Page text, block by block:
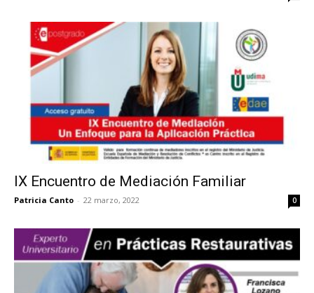
IX Encuentro de Mediación Familiar
Patricia Canto - 22 marzo, 2022 0